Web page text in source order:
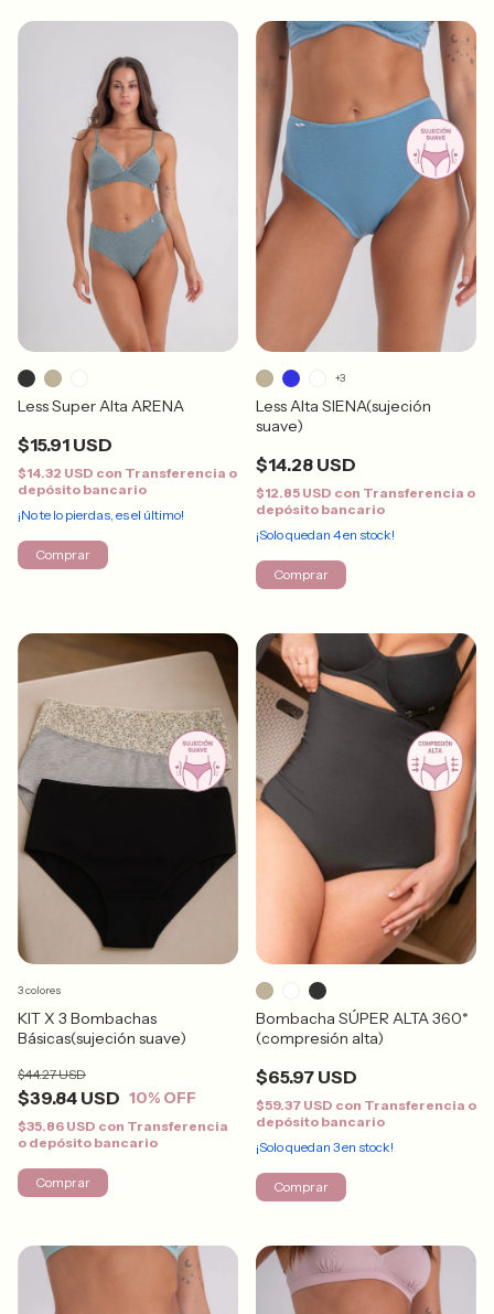
Less Super Alta ARENA
$15.91 USD
$14.32 USD con Transferencia o
depósito bancario
¡No te lo pierdas, es el último!
Comprar
Less Alta SIENA(sujeción
suave)
$14.28 USD
$12.85 USD con Transferencia o
depósito bancario
¡Solo quedan 4en stock!
+3
Comprar
KIT X 3 Bombachas
Básicas(sujeción suave)
$39.84 USD
$44.27 USD
10% OFF
$35.86 USD con Transferencia
o depósito bancario
3 colores
Comprar
Bombacha SÚPER ALTA 360*
(compresión alta)
$65.97 USD
$59.37 USD con Transferencia o
depósito bancario
¡Solo quedan 3en stock!
Comprar